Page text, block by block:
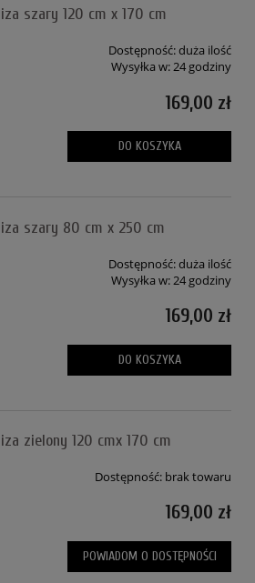
szary 120 cm x 170 cm
Dostępność:duża ilość
Wysyłka w:24 godziny
169,00 zł
DO KOSZYKA
szary 80 cm x 250 cm
Dostępność:duża ilość
Wysyłka w:24 godziny
169,00 zł
DO KOSZYKA
zielony 120 cmx 170 cm
Dostępność: brak towaru
169,00 zł
POWIADOM O DOSTĘPNOŚCI